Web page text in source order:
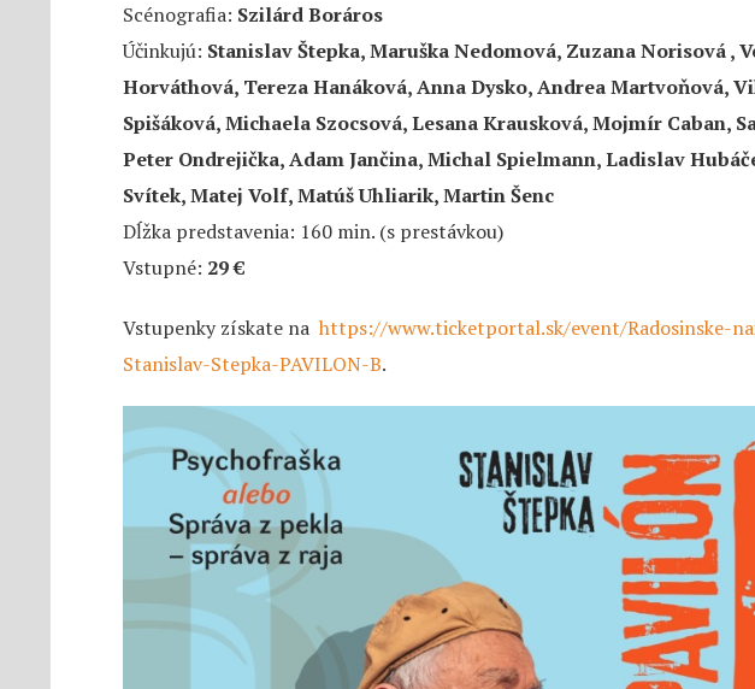
Scénografia: Szilárd Boráros
Účinkujú: Stanislav Štepka, Maruška Nedomová, Zuzana Norisová ,
Horváthová, Tereza Hanáková, Anna Dysko, Andrea Martvoňová,
Spišáková, Michaela Szocsová, Lesana Krausková, Mojmír Caban,
Peter Ondrejička, Adam Jančina, Michal Spielmann, Ladislav
Svítek, Matej Volf, Matúš Uhliarik, Martin Šenc
Dĺžka predstavenia: 160 min. (s prestávkou)
Vstupné: 29 €
Vstupenky získate na https://www.ticketportal.sk/event/Radosinske-
Stanislav-Stepka-PAVILON-B.